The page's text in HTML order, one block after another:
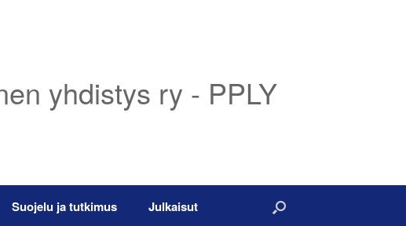
yhdistys ry - PPLY
Suojelu ja tutkimus Julkaisut